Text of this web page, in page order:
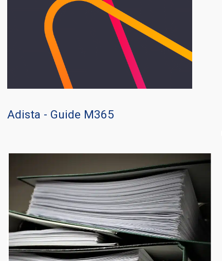
Adista - Guide M365